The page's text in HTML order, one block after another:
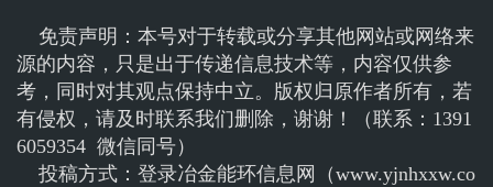
免责声明：本号对于转载或分享其他网站或网络来
源的内容，只是出于传递信息技术等，内容仅供参
考，同时对其观点保持中立。版权归原作者所有，若
有侵权，请及时联系我们删除，谢谢！（联系：1391
6059354 微信同号）
投稿方式：登录冶金能环信息网（www.yjnhxxw.co